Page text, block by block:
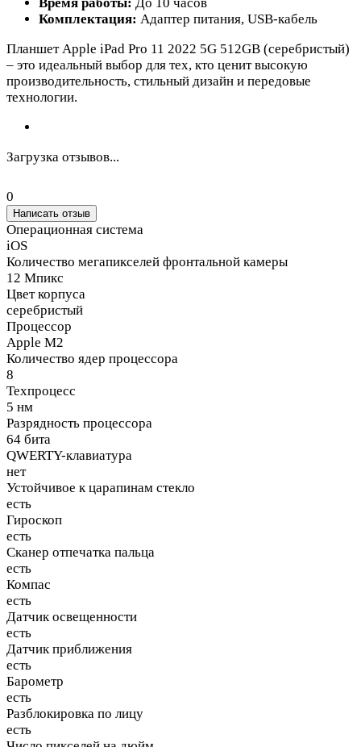
Комплектация: Адаптер питания, USB-кабель
Планшет Apple iPad Pro 11 2022 5G 512GB (серебристый)
– это идеальный выбор для тех, кто ценит высокую
производительность, стильный дизайн и передовые
технологии.
Загрузка отзывов...
0
Написать отзыв
Операционная система
iOS
Количество мегапикселей фронтальной камеры
12 Мпикс
Цвет корпуса
серебристый
Процессор
Apple M2
Количество ядер процессора
8
Техпроцесс
5 нм
Разрядность процессора
64 бита
QWERTY-клавиатура
нет
Устойчивое к царапинам стекло
есть
Гироскоп
есть
Сканер отпечатка пальца
есть
Компас
есть
Датчик освещенности
есть
Датчик приближения
есть
Барометр
есть
Разблокировка по лицу
есть